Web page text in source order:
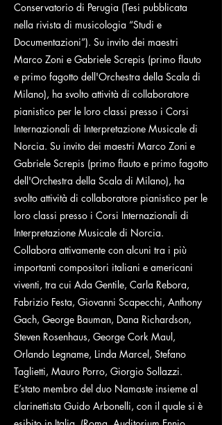
Conservatorio di Perugia (Tesi pubblicata
nella rivista di musicologia “Studi e
Documentazioni”). Su invito dei maestri
Marco Zoni e Gabriele Screpis (primo flauto
e primo fagotto dell'Orchestra della Scala di
Milano), ha svolto attività di collaboratore
pianistico per le loro classi presso i Corsi
Internazionali di Interpretazione Musicale di
Norcia. Su invito dei maestri Marco Zoni e
Gabriele Screpis (primo flauto e primo fagotto
dell'Orchestra della Scala di Milano), ha
svolto attività di collaboratore pianistico per le
loro classi presso i Corsi Internazionali di
Interpretazione Musicale di Norcia.
Collabora attivamente con alcuni tra i più
importanti compositori italiani e americani
viventi, tra cui Ada Gentile, Carla Rebora,
Fabrizio Festa, Giovanni Scapecchi, Anthony
Gach, George Bauman, Dana Richardson,
Steven Rosenhaus, George Cork Maul,
Orlando Legname, Linda Marcel, Stefano
Taglietti, Mauro Porro, Giorgio Sollazzi.
E’stato membro del duo Namaste insieme al
clarinettista Guido Arbonelli, con il quale si è